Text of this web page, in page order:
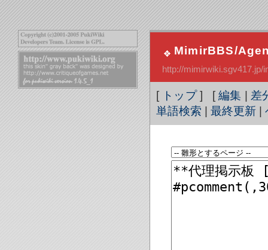
MimirBBS/
http://mimirwiki.sgv417.jp/
[ トップ] [編集
差
単語検索
最終更新